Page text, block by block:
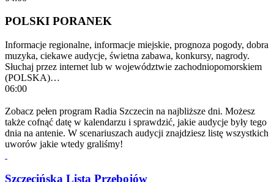
POLSKI PORANEK
Informacje regionalne, informacje miejskie, prognoza pogody, dobra
muzyka, ciekawe audycje, świetna zabawa, konkursy, nagrody.
Słuchaj przez internet lub w województwie zachodniopomorskiem
(POLSKA)…
06:00
Zobacz pełen program Radia Szczecin na najbliższe dni. Możesz
także cofnąć datę w kalendarzu i sprawdzić, jakie audycje były tego
dnia na antenie. W scenariuszach audycji znajdziesz listę wszystkich
uworów jakie wtedy graliśmy!
Szczecińska Lista Przebojów